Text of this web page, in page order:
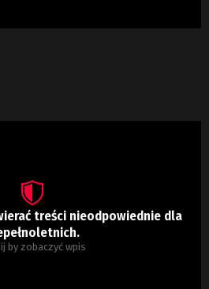
treści nieodpowiednie dla
by zobaczyć wpis